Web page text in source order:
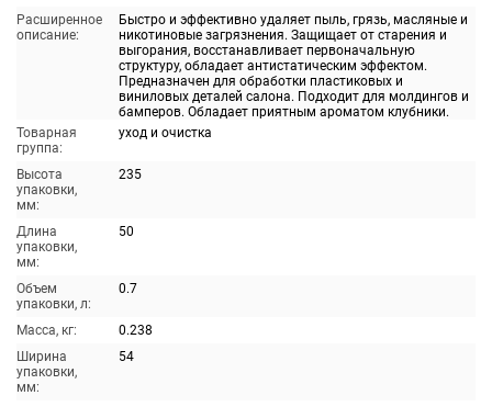
Расширенное
описание:
Быстро и эффективно удаляет пыль, грязь, масляные и
никотиновые загрязнения. Защищает от старения и
выгорания, восстанавливает первоначальную
структуру, обладает антистатическим эффектом.
Предназначен для обработки пластиковых и
виниловых деталей салона. Подходит для молдингов и
бамперов. Обладает приятным ароматом клубники.
Товарная
группа:
уход и очистка
Высота
упаковки,
мм:
235
Длина
упаковки,
мм:
50
Объем
упаковки, л:
0.7
Масса, кг:
0.238
Ширина
упаковки,
мм:
54